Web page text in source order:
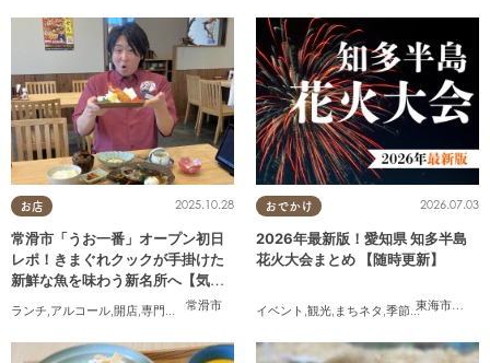
お店
常滑市
2025.10.28
常滑市「うお一番」オープン初日
レポ！きまぐれクックが手掛けた
新鮮な魚を味わう新名所へ【気に
なるリサーチ#31】
ランチ,アルコール,開店,専門店 気になるリサーチ,家族 ,おひとりさま
おでかけ
東海市大府
2026.07.03
2026年最新版！愛知県 知多半島
花火大会まとめ 【随時更新】
イベント ,観光, まちネタ ,季節ネタ ,まとめ記